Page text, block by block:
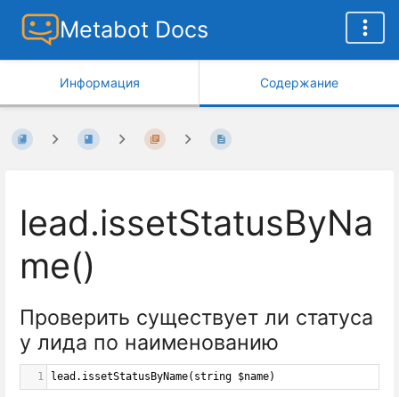
Metabot Docs
Информация Содержание
lead.issetStatusByNa
me()
Проверить существует ли статуса
у лида по наименованию
1 lead . issetStatusByName( string $name)